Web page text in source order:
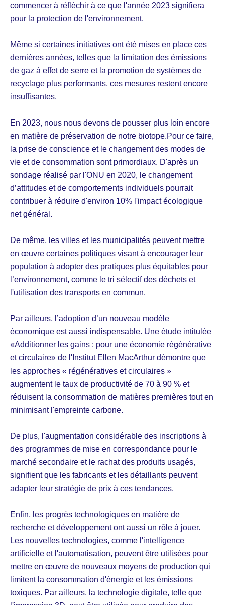
commencer à réfléchir à ce que l'année 2023 signifiera
pour la protection de l'environnement.
Même si certaines initiatives ont été mises en place ces
dernières années, telles que la limitation des émissions
de gaz à effet de serre et la promotion de systèmes de
recyclage plus performants, ces mesures restent encore
insuffisantes.
En 2023, nous nous devons de pousser plus loin encore
en matière de préservation de notre biotope.Pour ce faire,
la prise de conscience et le changement des modes de
vie et de consommation sont primordiaux. D'après un
sondage réalisé par l'ONU en 2020, le changement
d’attitudes et de comportements individuels pourrait
contribuer à réduire d'environ 10% l'impact écologique
net général.
De même, les villes et les municipalités peuvent mettre
en œuvre certaines politiques visant à encourager leur
population à adopter des pratiques plus équitables pour
l’environnement, comme le tri sélectif des déchets et
l'utilisation des transports en commun.
Par ailleurs, l’adoption d’un nouveau modèle
économique est aussi indispensable. Une étude intitulée
«Additionner les gains : pour une économie régénérative
et circulaire» de l'Institut Ellen MacArthur démontre que
les approches « régénératives et circulaires »
augmentent le taux de productivité de 70 à 90 % et
réduisent la consommation de matières premières tout en
minimisant l'empreinte carbone.
De plus, l'augmentation considérable des inscriptions à
des programmes de mise en correspondance pour le
marché secondaire et le rachat des produits usagés,
signifient que les fabricants et les détaillants peuvent
adapter leur stratégie de prix à ces tendances.
Enfin, les progrès technologiques en matière de
recherche et développement ont aussi un rôle à jouer.
Les nouvelles technologies, comme l'intelligence
artificielle et l'automatisation, peuvent être utilisées pour
mettre en œuvre de nouveaux moyens de production qui
limitent la consommation d'énergie et les émissions
toxiques. Par ailleurs, la technologie digitale, telle que